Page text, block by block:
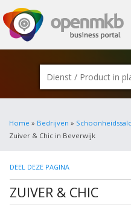
Home » Bedrijven »
Zuiver & Chic in Beverwijk
DEEL DEZE PAGINA
ZUIVER & CHIC